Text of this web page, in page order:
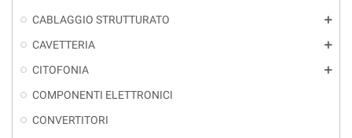
CABLAGGIO STRUTTURATO add
CAVETTERIA add
CITOFONIA add
COMPONENTI ELETTRONICI
CONVERTITORI